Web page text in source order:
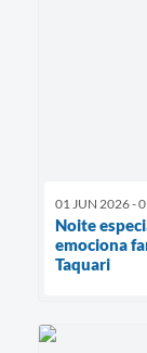
01 JUN 2026 -
Noite
emociona
Taquari